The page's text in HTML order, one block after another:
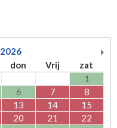
2026
don Vrij
zat
1
6 7
8
13 14
15
20 21
22